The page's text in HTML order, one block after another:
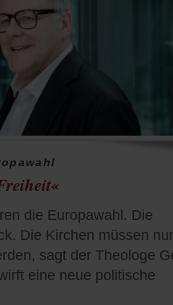
die Europawahl. Die
Die Kirchen müssen
sagt der Theologe
eine neue politische